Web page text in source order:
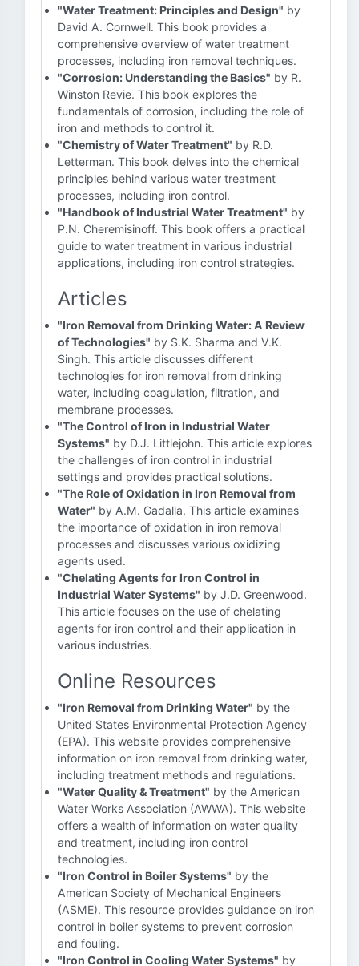
"Water Treatment: Principles and Design" by
David A. Cornwell. This book provides a
comprehensive overview of water treatment
processes, including iron removal techniques.
"Corrosion: Understanding the Basics" by R.
Winston Revie. This book explores the
fundamentals of corrosion, including the role of
iron and methods to control it.
"Chemistry of Water Treatment" by R.D.
Letterman. This book delves into the chemical
principles behind various water treatment
processes, including iron control.
"Handbook of Industrial Water Treatment" by
P.N. Cheremisinoff. This book offers a practical
guide to water treatment in various industrial
applications, including iron control strategies.
Articles
"Iron Removal from Drinking Water: A Review
of Technologies" by S.K. Sharma and V.K.
Singh. This article discusses different
technologies for iron removal from drinking
water, including coagulation, filtration, and
membrane processes.
"The Control of Iron in Industrial Water
Systems" by D.J. Littlejohn. This article explores
the challenges of iron control in industrial
settings and provides practical solutions.
"The Role of Oxidation in Iron Removal from
Water" by A.M. Gadalla. This article examines
the importance of oxidation in iron removal
processes and discusses various oxidizing
agents used.
"Chelating Agents for Iron Control in
Industrial Water Systems" by J.D. Greenwood.
This article focuses on the use of chelating
agents for iron control and their application in
various industries.
Online Resources
"Iron Removal from Drinking Water" by the
United States Environmental Protection Agency
(EPA). This website provides comprehensive
information on iron removal from drinking water,
including treatment methods and regulations.
"Water Quality & Treatment" by the American
Water Works Association (AWWA). This website
offers a wealth of information on water quality
and treatment, including iron control
technologies.
"Iron Control in Boiler Systems" by the
American Society of Mechanical Engineers
(ASME). This resource provides guidance on iron
control in boiler systems to prevent corrosion
and fouling.
"Iron Control in Cooling Water Systems" by